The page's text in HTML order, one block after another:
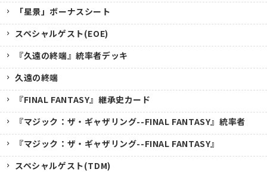
「星景」ボーナスシート
スペシャルゲスト(EOE)
『久遠の終端』統率者デッキ
久遠の終端
『FINAL FANTASY』継承史カード
『マジック：ザ・ギャザリング--FINAL FANTASY』統率者
『マジック：ザ・ギャザリング--FINAL FANTASY』
スペシャルゲスト(TDM)